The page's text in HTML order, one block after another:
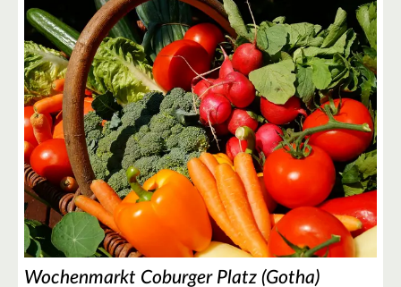
Wochenmarkt Coburger Platz (Gotha)
2
4